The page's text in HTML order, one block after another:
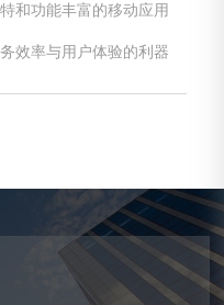
和功能丰富的移动应用
效率与用户体验的利器